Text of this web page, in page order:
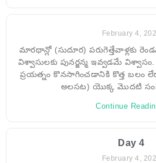
February 4,
మారథాన్లో (సుదూర) పరుగెత్తేవాళ్లకు
విశ్వాసులకు పునర్జన్మ ఇవ్వడమే
ప్రయత్నం కొనసాగించడానికి కొత్త బలం
అలసట) యొక్క మొదటి
Continue
Day 4
February 4,